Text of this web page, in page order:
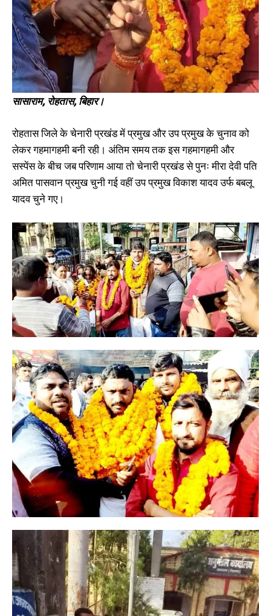
देवी,रीना देवी को 2 वोट से हराया, उप
प्रमुख बनी अस्मिता कुमारी 2 वोट से
सुनीति कुमारी को हराया
December 28, 2021
In "औरंगाबाद"
लहराया जीत का परचम, लगा बधाइयों
का तांता
November 18, 2021
In "बिहार"
बारुण से प्रखण्ड प्रमुख चुने गए धनिक
लाल मंडल, उपप्रमुख बनी प्रभावती
देवी
December 28, 2021
In "औरंगाबाद"
सासाराम, रोहतास, बिहार।
रोहतास जिले के चेनारी प्रखंड में प्रमुख और उप प्रमुख के चुनाव को
लेकर गहमागहमी बनी रही। अंतिम समय तक इस गहमागहमी और
सस्पेंस के बीच जब परिणाम आया तो चेनारी प्रखंड से पुनः मीरा देवी पति
अमित पासवान प्रमुख चुनी गई वहीं उप प्रमुख विकाश यादव उर्फ बबलू
यादव चुने गए।